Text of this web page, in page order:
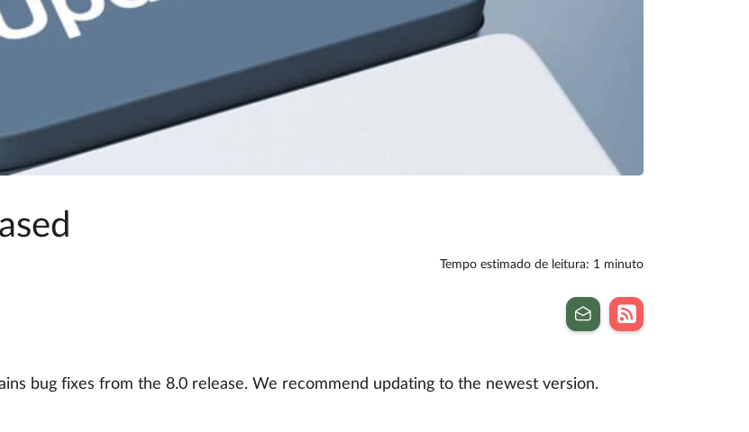
Tempo estimado de leitura: 1 minuto
bug fixes from the 8.0 release. We recommend updating to the newest version.